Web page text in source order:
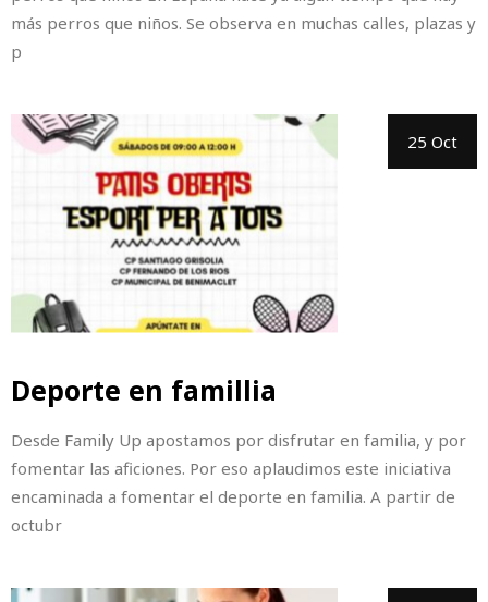
más perros que niños. Se observa en muchas calles, plazas y
p
25 Oct
Deporte en famillia
Desde Family Up apostamos por disfrutar en familia, y por
fomentar las aficiones. Por eso aplaudimos este iniciativa
encaminada a fomentar el deporte en familia. A partir de
octubr